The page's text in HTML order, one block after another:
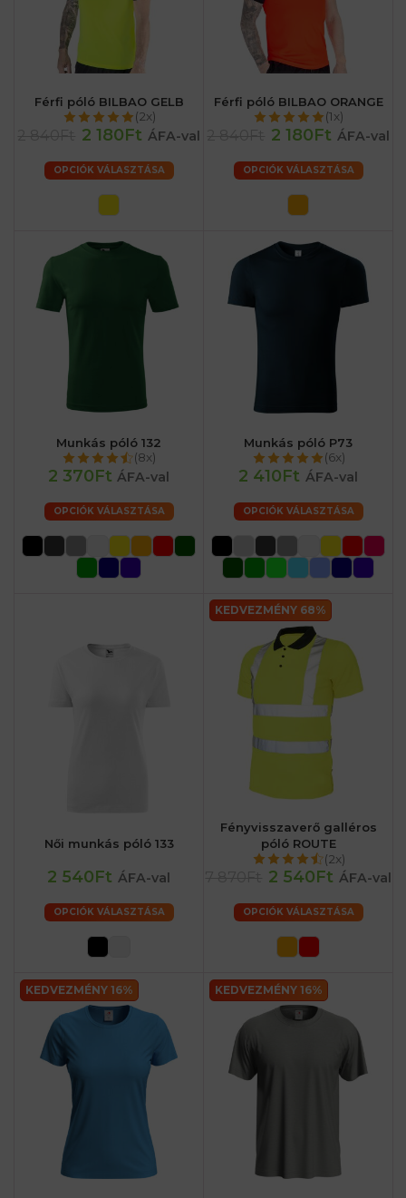
Férfi póló BILBAO GELB
(2x)
2 180Ft ÁFA-val
OPCIÓK VÁLASZTÁSA
Férfi póló BILBAO ORANGE
(1x)
2 180Ft ÁFA-val
OPCIÓK VÁLASZTÁSA
Munkás póló 132
(8x)
2 370Ft ÁFA-val
OPCIÓK VÁLASZTÁSA
Munkás póló P73
(6x)
2 410Ft ÁFA-val
OPCIÓK VÁLASZTÁSA
Női munkás póló 133
2 540Ft ÁFA-val
OPCIÓK VÁLASZTÁSA
KEDVEZMÉNY 68%
Fényvisszaverő galléros
póló ROUTE
(2x)
2 540Ft ÁFA-val
OPCIÓK VÁLASZTÁSA
KEDVEZMÉNY 16% KEDVEZMÉNY 16%